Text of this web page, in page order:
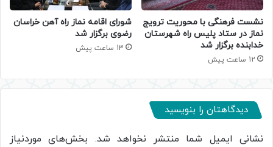
نشست فرهنگی با محوریت ترویج
نماز در ستاد پلیس راه شهرستان
خدابنده برگزار شد
12 ساعت پیش
شورای اقامه نماز راه آهن خراسان
رضوی برگزار شد
13 ساعت پیش
دیدگاهتان را بنویسید
نشانی ایمیل شما منتشر نخواهد شد. بخش‌های موردنیاز